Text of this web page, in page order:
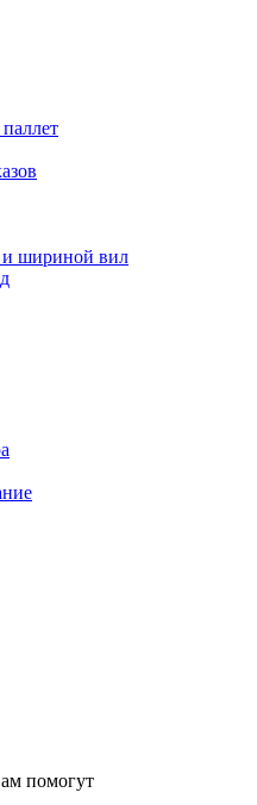
и шириной вил
помогут